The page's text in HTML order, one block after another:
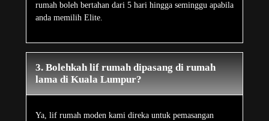
rumah boleh bertahan dari 5 hari hingga seminggu apabila
anda memilih Elite.
3. Bolehkah lif rumah dipasang di rumah
lama di Kuala Lumpur?
Ya, lif rumah moden kami direka untuk pemasangan